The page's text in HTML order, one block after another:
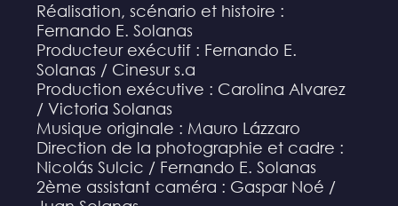
Réalisation, scénario et histoire :
Fernando E. Solanas
Producteur exécutif : Fernando E.
Solanas / Cinesur s.a
Production exécutive : Carolina Alvarez
/ Victoria Solanas
Musique originale : Mauro Lázzaro
Direction de la photographie et cadre :
Nicolás Sulcic / Fernando E. Solanas
2ème assistant caméra : Gaspar Noé /